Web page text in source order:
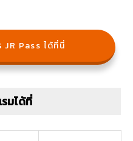
Pass ได้ที่นี่
มได้ที่